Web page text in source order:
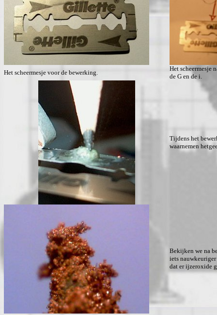
Het scheermesje voor de bewerking.
Het scheermesje
de G en de i.
Tijdens het
waarnemen
Bekijken we na
iets
dat er ijzeroxide